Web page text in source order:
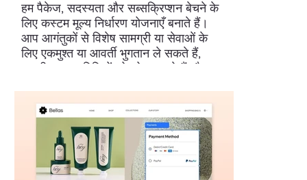
हम पैकेज, सदस्यता और सब्सक्रिप्शन बेचने के
लिए कस्टम मूल्य निर्धारण योजनाएँ बनाते हैं।
आप आगंतुकों से विशेष सामग्री या सेवाओं के
लिए एकमुश्त या आवर्ती भुगतान ले सकते हैं,
उनकी भुगतान विधियों को जोड़ सकते हैं और छूट